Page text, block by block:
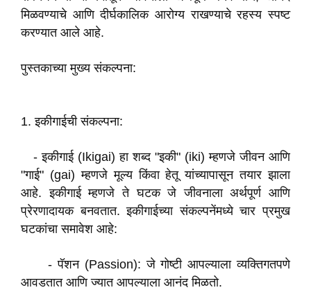
मिळवण्याचे आणि दीर्घकालिक आरोग्य राखण्याचे रहस्य स्पष्ट
करण्यात आले आहे.
पुस्तकाच्या मुख्य संकल्पना:
1. इकीगाईची संकल्पना:
- इकीगाई (Ikigai) हा शब्द "इकी" (iki) म्हणजे जीवन आणि
"गाई" (gai) म्हणजे मूल्य किंवा हेतू यांच्यापासून तयार झाला
आहे. इकीगाई म्हणजे ते घटक जे जीवनाला अर्थपूर्ण आणि
प्रेरणादायक बनवतात. इकीगाईच्या संकल्पनेंमध्ये चार प्रमुख
घटकांचा समावेश आहे:
- पॅशन (Passion): जे गोष्टी आपल्याला व्यक्तिगतपणे
आवडतात आणि ज्यात आपल्याला आनंद मिळतो.